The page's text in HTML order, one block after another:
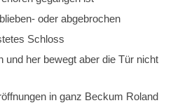
oder abgebrochen
Schloss
und her bewegt aber die Tür nicht
in ganz Beckum Roland